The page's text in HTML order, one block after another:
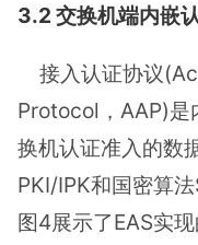
3.2 交换机端内嵌
接入认证协议
Protocol，AAP)是
换机认证准入的数
PKI/IPK和国密算
图4展示了EAS实